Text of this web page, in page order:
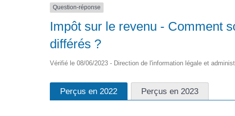
Question-réponse
Impôt sur le revenu - Comment
différés ?
Vérifié le 08/06/2023 - Direction de l'information légale et
Perçus en 2022 Perçus en 2023